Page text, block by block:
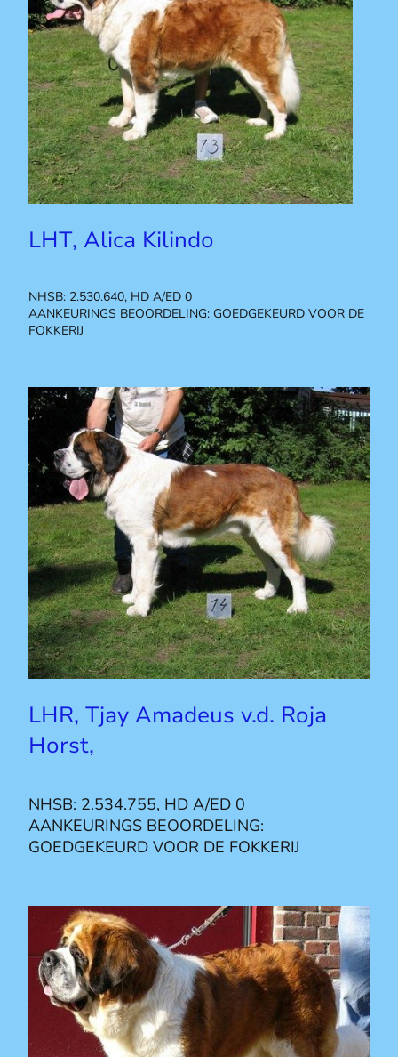
LHT, Alica Kilindo
NHSB: 2.530.640, HD A/ED 0
AANKEURINGS BEOORDELING: GOEDGEKEURD VOOR DE
FOKKERIJ
LHR, Tjay Amadeus v.d. Roja
Horst,
NHSB: 2.534.755, HD A/ED 0
AANKEURINGS BEOORDELING:
GOEDGEKEURD VOOR DE FOKKERIJ